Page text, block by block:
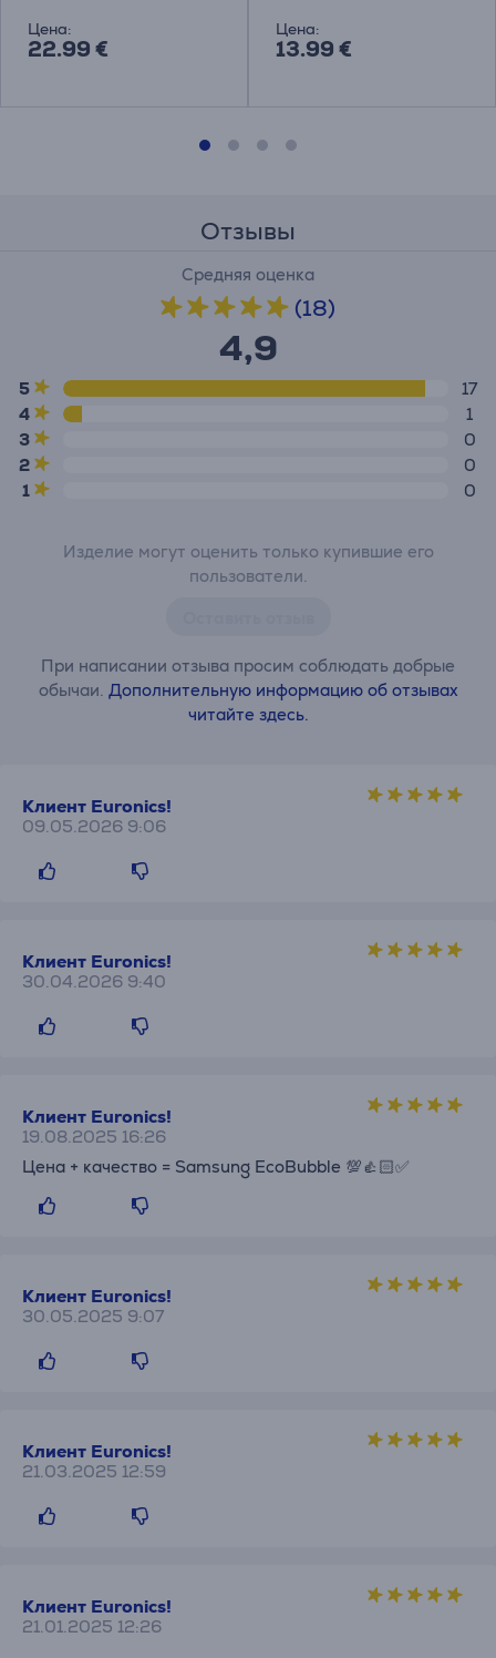
Цена:
22.99 €
машин
Цена:
13.99 €
Отзывы
Средняя оценка
(18)
4,9
5
17
4
1
3
0
2
0
1
0
Изделие могут оценить только купившие его
пользователи.
При написании отзыва просим соблюдать добрые
обычаи. Дополнительную информацию об отзывах
читайте здесь.
Клиент Euronics!
09.05.2026 9:06
Клиент Euronics!
30.04.2026 9:40
Клиент Euronics!
19.08.2025 16:26
Цена + качество = Samsung EcoBubble 💯👍🏻✅
Клиент Euronics!
30.05.2025 9:07
Клиент Euronics!
21.03.2025 12:59
Клиент Euronics!
21.01.2025 12:26